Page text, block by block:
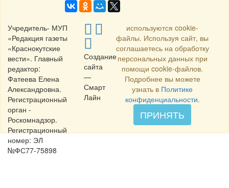
Учредитель- МУП
«Редакция газеты
«Краснокутские
вести». Главный
редактор:
Фатеева Елена
Александровна.
Регистрационный
орган -
Роскомнадзор.
Регистрационный
номер: ЭЛ
№ФС77-75898
Создание
сайта
—
Смарт
Лайн
используются cookie-
файлы. Используя сайт, вы
соглашаетесь на обработку
персональных данных при
помощи cookie-файлов.
Подробнее вы можете
узнать в Политике
конфиденциальности.
ПРИНЯТЬ